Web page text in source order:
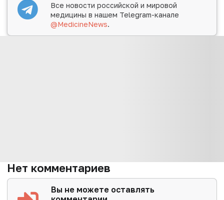
Все новости российской и мировой
медицины в нашем Telegram-канале
@MedicineNews.
Нет комментариев
Вы не можете оставлять